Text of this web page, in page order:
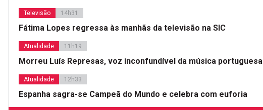
Televisão 14h31
Fátima Lopes regressa às manhãs da televisão na SIC
Atualidade 11h19
Morreu Luís Represas, voz inconfundível da música portuguesa
Atualidade 12h33
Espanha sagra-se Campeã do Mundo e celebra com euforia